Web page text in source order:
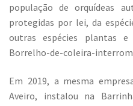
população de orquídeas
protegidas por lei, da
outras espécies plantas
Borrelho-de-coleira-
Em 2019, a mesma
Aveiro, instalou na